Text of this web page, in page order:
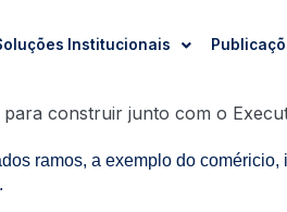
Institucionais
construir junto com o
ramos, a exemplo do coméricio,